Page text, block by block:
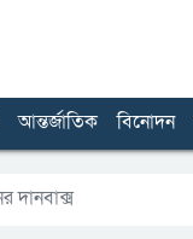
আন্তর্জাতিক বিনোদন
দানবাক্স